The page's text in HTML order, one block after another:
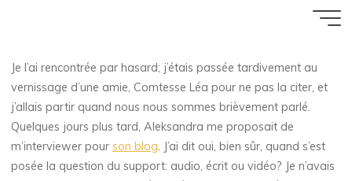
Florence Rivières
Je l’ai rencontrée par hasard; j’étais passée tardivement au
vernissage d’une amie, Comtesse Léa pour ne pas la citer, et
j’allais partir quand nous nous sommes brièvement parlé.
Quelques jours plus tard, Aleksandra me proposait de
m’interviewer pourson blog. J’ai dit oui, bien sûr, quand s’est
posée la question du support: audio, écrit ou vidéo? Je n’avais